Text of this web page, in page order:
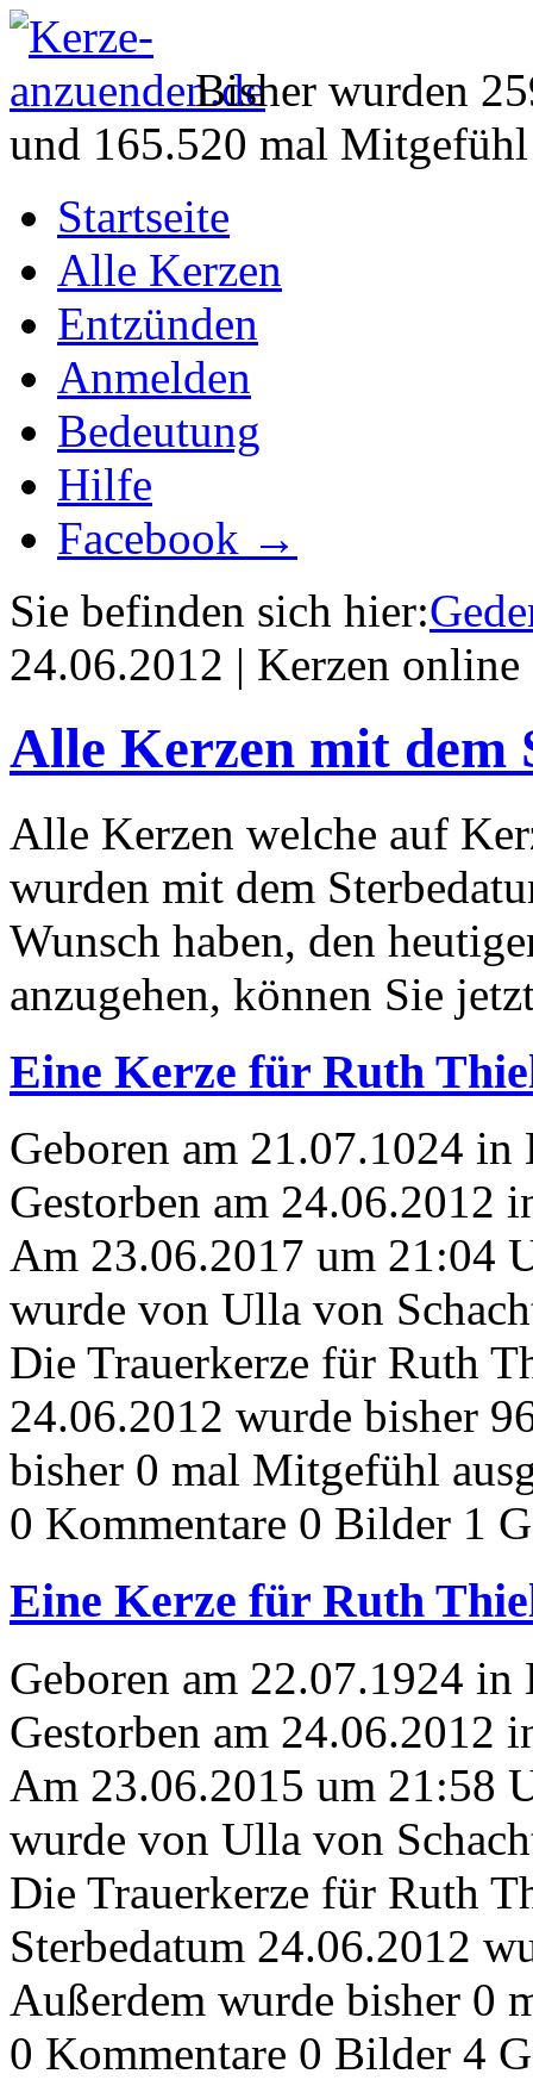
Bisher wurden
und 165.520 mal
Startseite
Alle Kerzen
Entzünden
Anmelden
Bedeutung
Hilfe
Facebook →
Sie befinden sich hier:
24.06.2012 | Kerzen online
Alle Kerzen mit dem
Alle Kerzen welche auf
wurden mit dem
Wunsch haben, den
anzugehen, können Sie
Eine Kerze für Ruth
Geboren am 21.07.1024 in
Gestorben am 24.06.2012
Am 23.06.2017 um 21:04
wurde von Ulla von
Die Trauerkerze für Ruth
24.06.2012 wurde bisher
bisher 0 mal Mitgefühl
0 Kommentare 0 Bilder 1
Eine Kerze für Ruth
Geboren am 22.07.1924 in
Gestorben am 24.06.2012
Am 23.06.2015 um 21:58
wurde von Ulla von
Die Trauerkerze für Ruth
Sterbedatum 24.06.2012
Außerdem wurde bisher 0
0 Kommentare 0 Bilder 4